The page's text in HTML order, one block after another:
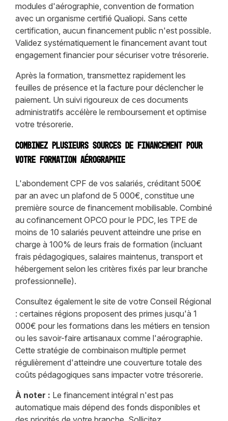
modules d'aérographie, convention de formation
avec un organisme certifié Qualiopi. Sans cette
certification, aucun financement public n'est possible.
Validez systématiquement le financement avant tout
engagement financier pour sécuriser votre trésorerie.
Après la formation, transmettez rapidement les
feuilles de présence et la facture pour déclencher le
paiement. Un suivi rigoureux de ces documents
administratifs accélère le remboursement et optimise
votre trésorerie.
Combinez plusieurs sources de financement pour
votre formation aérographie
L'abondement CPF de vos salariés, créditant 500€
par an avec un plafond de 5 000€, constitue une
première source de financement mobilisable. Combiné
au cofinancement OPCO pour le PDC, les TPE de
moins de 10 salariés peuvent atteindre une prise en
charge à 100% de leurs frais de formation (incluant
frais pédagogiques, salaires maintenus, transport et
hébergement selon les critères fixés par leur branche
professionnelle).
Consultez également le site de votre Conseil Régional
: certaines régions proposent des primes jusqu'à 1
000€ pour les formations dans les métiers en tension
ou les savoir-faire artisanaux comme l'aérographie.
Cette stratégie de combinaison multiple permet
régulièrement d'atteindre une couverture totale des
coûts pédagogiques sans impacter votre trésorerie.
À noter : Le financement intégral n'est pas
automatique mais dépend des fonds disponibles et